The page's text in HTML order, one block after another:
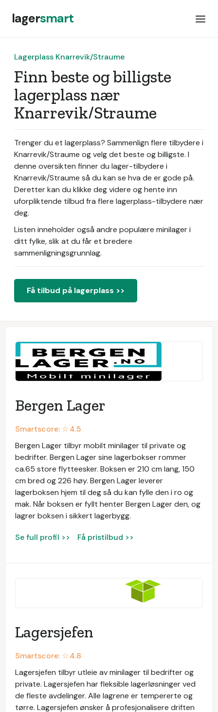
lagersmart
Lagerplass Knarrevik/Straume
Finn beste og billigste
lagerplass nær
Knarrevik/Straume
Trenger du et lagerplass? Sammenlign flere tilbydere i
Knarrevik/Straume og velg det beste og billigste. I
denne oversikten finner du lager-tilbydere i
Knarrevik/Straume så du kan se hva de er gode på.
Deretter kan du klikke deg videre og hente inn
uforpliktende tilbud fra flere lagerplass-tilbydere nær
deg.
Listen inneholder også andre populære minilager i
ditt fylke, slik at du får et bredere
sammenligningsgrunnlag.
Få tilbud på lagerplass >>
Bergen Lager
Smartscore: ☆4.5
Bergen Lager tilbyr mobilt minilager til private og
bedrifter. Bergen Lager sine lagerbokser rommer
ca.65 store flytteesker. Boksen er 210 cm lang, 150
cm bred og 226 høy. Bergen Lager leverer
lagerboksen hjem til deg så du kan fylle den i ro og
mak. Når boksen er fyllt henter Bergen Lager den, og
lagrer boksen i sikkert lagerbygg.
Se full profil >> Få pristilbud >>
Lagersjefen
Smartscore: ☆4.8
Lagersjefen tilbyr utleie av minilager til bedrifter og
private. Lagersjefen har fleksible lagerløsninger ved
de fleste avdelinger. Alle lagrene er tempererte og
tørre. Lagersjefen ønsker å profesjonalisere driften